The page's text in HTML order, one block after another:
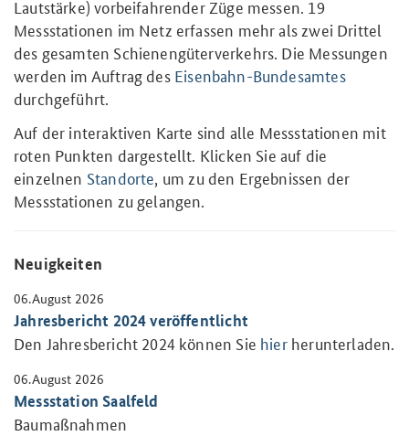
Lautstärke) vorbeifahrender Züge messen. 19
Messstationen im Netz erfassen mehr als zwei Drittel
des gesamten Schienengüterverkehrs. Die Messungen
werden im Auftrag des Eisenbahn-Bundesamtes
durchgeführt.
Auf der interaktiven Karte sind alle Messstationen mit
roten Punkten dargestellt. Klicken Sie auf die
einzelnen Standorte, um zu den Ergebnissen der
Messstationen zu gelangen.
Neuigkeiten
06.August 2026
Jahresbericht 2024 veröffentlicht
Den Jahresbericht 2024 können Sie hierherunterladen.
06.August 2026
Messstation Saalfeld
Baumaßnahmen